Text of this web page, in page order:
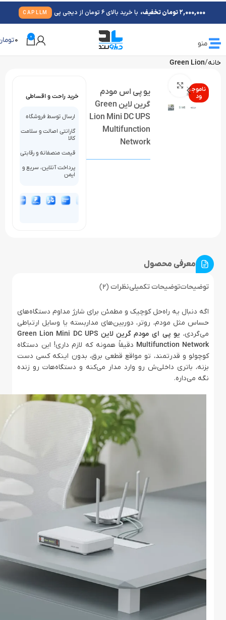
منو
0
0
خانه Green Lion
ناموج
ود
یو پی اس مودم
گرین لاین Green
Lion Mini DC UPS
Multifunction
Network
خرید راحت و اقساطی
ارسال توسط فروشگاه
گارانتی اصالت و سلامت
کالا
قیمت منصفانه و رقابتی
پرداخت آنلاین، سریع و
ایمن
معرفی محصول
توضیحاتتوضیحات تکمیلینظرات (2)
اگه دنبال یه راه‌حل کوچیک و مطمئن برای شارژ مداوم دستگاه‌های
حساس مثل مودم، روتر، دوربین‌های مداربسته یا وسایل ارتباطی
می‌گردی،
یو پی ای مودم گرین لاین Green Lion Mini DC UPS
Multifunction Network دقیقاً همونه که لازم داری! این دستگاه
کوچولو و قدرتمند، تو مواقع قطعی برق، بدون اینکه کسی دست
بزنه، باتری داخلی‌ش رو وارد مدار می‌کنه و دستگاه‌هات رو زنده
نگه می‌داره.
2,000,000 تومان تخفیف، با خرید بالای 6 تومان از دیجی پی CAPLLM